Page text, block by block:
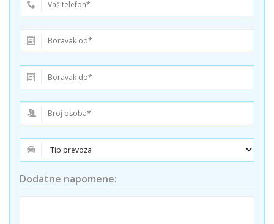
Dodatne napomene: